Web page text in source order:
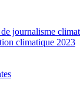
journalisme
climatique 2023